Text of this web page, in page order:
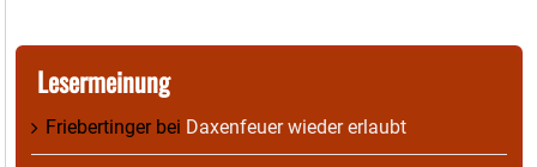
Lesermeinung
Friebertingerbei Daxenfeuer wieder erlaubt